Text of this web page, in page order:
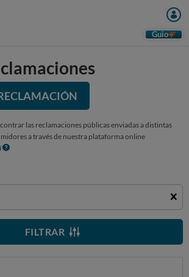
Guio
las reclamaciones públicas enviadas a distintas
a través de nuestra plataforma online
FILTRAR